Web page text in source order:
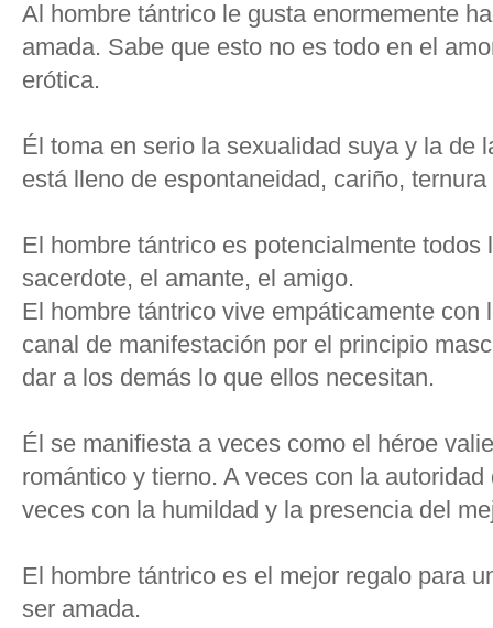
Al hombre tántrico le gusta enormemente
amada. Sabe que esto no es todo en el
erótica.
Él toma en serio la sexualidad suya y la de
está lleno de espontaneidad, cariño,
El hombre tántrico es potencialmente todos
sacerdote, el amante, el amigo.
El hombre tántrico vive empáticamente con
canal de manifestación por el principio
dar a los demás lo que ellos necesitan.
Él se manifiesta a veces como el héroe
romántico y tierno. A veces con la
veces con la humildad y la presencia del
El hombre tántrico es el mejor regalo para
ser amada.